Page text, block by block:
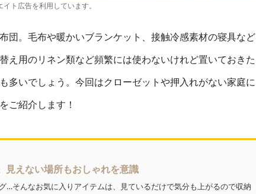
ト広告を利用しています。
団。毛布や暖かいブランケット、接触冷感素材の寝具など
え用のリネン類など頻繁には使わないけれど置いておきた
多いでしょう。今回はクローゼットや押入れがない家庭に
をご紹介します！
見えない場所もおしゃれを意識
…そんなお気に入りアイテムは、見ているだけで気分も上がるので収納